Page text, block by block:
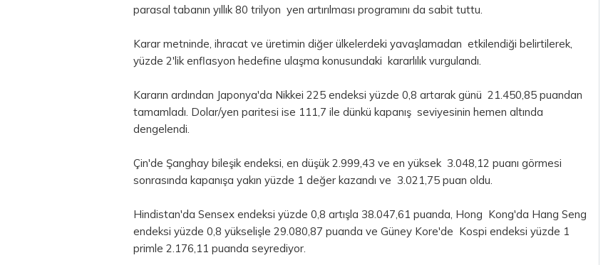
parasal tabanın yıllık 80 trilyon yen artırılması programını da sabit tuttu.
Karar metninde, ihracat ve üretimin diğer ülkelerdeki yavaşlamadan etkilendiği belirtilerek,
yüzde 2'lik enflasyon hedefine ulaşma konusundaki kararlılık vurgulandı.
Kararın ardından Japonya'da Nikkei 225 endeksi yüzde 0,8 artarak günü 21.450,85 puandan
tamamladı. Dolar/yen paritesi ise 111,7 ile dünkü kapanış seviyesinin hemen altında
dengelendi.
Çin'de Şanghay bileşik endeksi, en düşük 2.999,43 ve en yüksek 3.048,12 puanı görmesi
sonrasında kapanışa yakın yüzde 1 değer kazandı ve 3.021,75 puan oldu.
Hindistan'da Sensex endeksi yüzde 0,8 artışla 38.047,61 puanda, Hong Kong'da Hang Seng
endeksi yüzde 0,8 yükselişle 29.080,87 puanda ve Güney Kore'de Kospi endeksi yüzde 1
primle 2.176,11 puanda seyrediyor.